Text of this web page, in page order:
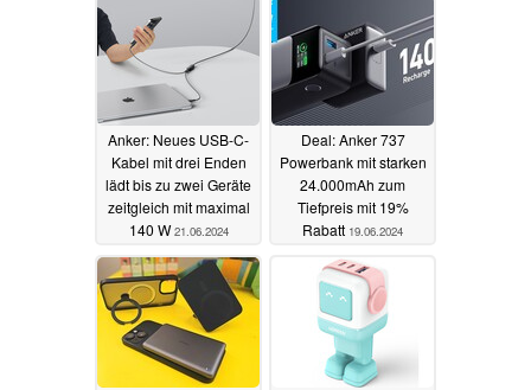
Anker: Neues USB-C-
Kabel mit drei Enden
lädt bis zu zwei Geräte
zeitgleich mit maximal
140 W21.06.2024
Deal: Anker 737
Powerbank mit starken
24.000mAh zum
Tiefpreis mit 19%
Rabatt 19.06.2024